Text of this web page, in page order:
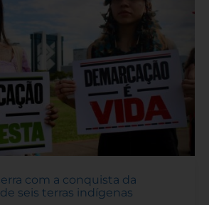
com a conquista da
seis terras indígenas